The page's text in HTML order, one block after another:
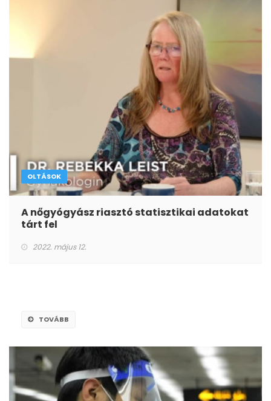
OLTÁSOK
A nőgyógyász riasztó statisztikai adatokat
tárt fel
2022. május 12.
TOVÁBB